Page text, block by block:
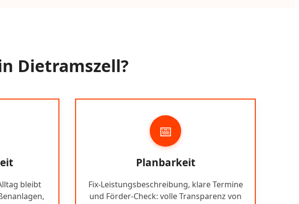
Dietramszell?
bleibt
📅
Planbarkeit
Fix-Leistungsbeschreibung, klare Termine
und Förder-Check: volle Transparenz von